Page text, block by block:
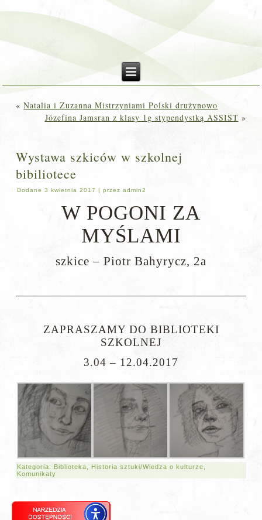
«Natalia i Zuzanna Mistrzyniami Polski drużynowo
Józefina Jamsran z klasy 1g stypendystką ASSIST »
Wystawa szkiców w szkolnej
bibiliotece
Dodane 3 kwietnia 2017 |przez admin2
W POGONI ZA
MYŚLAMI
szkice – Piotr Bahyrycz, 2a
ZAPRASZAMY DO BIBLIOTEKI
SZKOLNEJ
3.04 – 12.04.2017
Kategoria: Biblioteka Historia sztuki/Wiedza o kulturze
Komunikaty